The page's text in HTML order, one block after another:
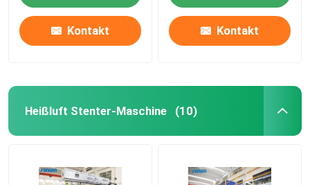
Kontakt Kontakt
Heißluft Stenter-Maschine (10)